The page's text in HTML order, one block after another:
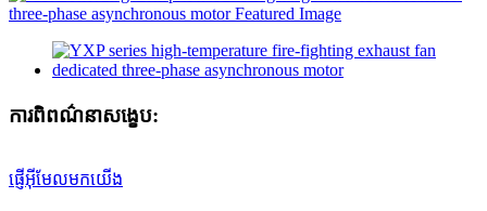
ការពិពណ៌នាសង្ខេប:
ផ្ញើអ៊ីមែលមកយើង